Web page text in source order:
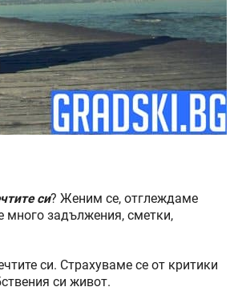
си? Женим се, отглеждаме
много задължения, сметки,
си. Страхуваме се от критики
си живот.